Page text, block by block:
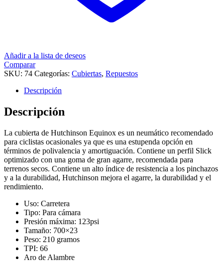
Añadir a la lista de deseos
Comparar
SKU: 74 Categorías: Cubiertas, Repuestos
Descripción
Descripción
La cubierta de Hutchinson Equinox es un neumático recomendado
para ciclistas ocasionales ya que es una estupenda opción en
términos de polivalencia y amortiguación. Contiene un perfil Slick
optimizado con una goma de gran agarre, recomendada para
terrenos secos. Contiene un alto índice de resistencia a los pinchazos
y a la durabilidad, Hutchinson mejora el agarre, la durabilidad y el
rendimiento.
Uso: Carretera
Tipo: Para cámara
Presión máxima: 123psi
Tamaño: 700×23
Peso: 210 gramos
TPI: 66
Aro de Alambre